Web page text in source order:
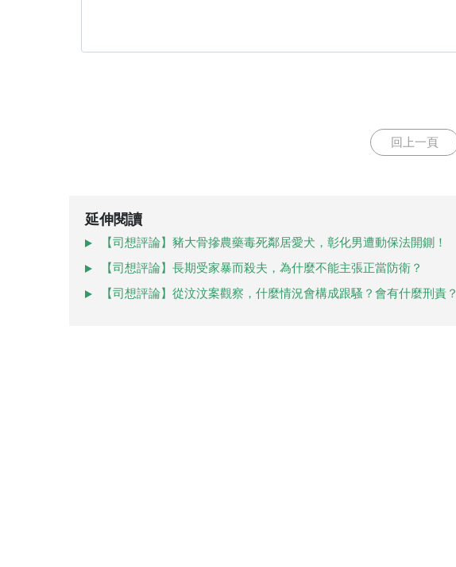
回上一頁
延伸閱讀
【司想評論】豬大骨摻農藥毒死鄰居愛犬，彰化男遭動保法開鍘！
【司想評論】長期受家暴而殺夫，為什麼不能主張正當防衛？
【司想評論】從汶汶案觀察，什麼情況會構成跟騷？會有什麼刑責？